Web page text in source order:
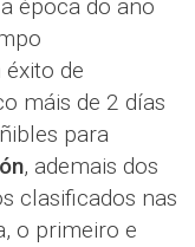
época do ano
de
máis de 2 días
para
, ademais dos
clasificados nas
o primeiro e